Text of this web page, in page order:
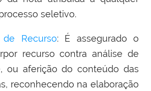
seletivo.
de Recurso: É assegurado o
recurso contra análise de
ou aferição do conteúdo das
reconhecendo na elaboração